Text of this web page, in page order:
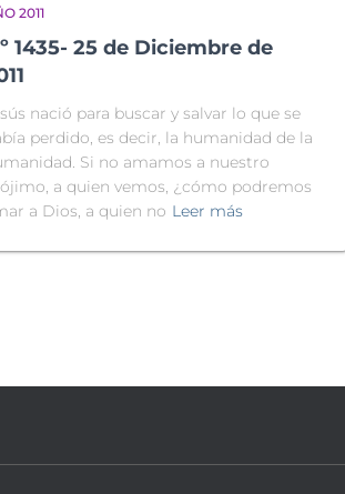
2011
1435- 25 de Diciembre de
nació para buscar y salvar lo que se
perdido, es decir, la humanidad de la
Si no amamos a nuestro
a quien vemos, ¿cómo podremos
a Dios, a quien no Leer más